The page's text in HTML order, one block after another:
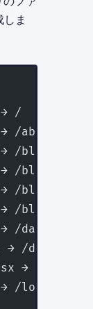
ま
/
about
（レイアウ
/blog
/blog/:slug
blog/new
（レ
/dashboard
→ /
（_auth